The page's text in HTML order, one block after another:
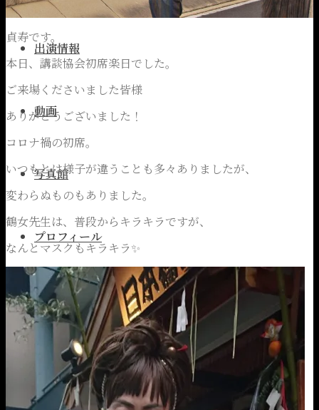
出演情報
動画
写真館
プロフィール
営業のご案内
お問い合わせ
貞寿です。
本日、講談協会初席楽日でした。
ご来場くださいました皆様
ありがとうございました！
コロナ禍の初席。
いつもとは様子が違うことも多々ありましたが、
変わらぬものもありました。
鶴女先生は、普段からキラキラですが、
なんとマスクもキラキラ✨